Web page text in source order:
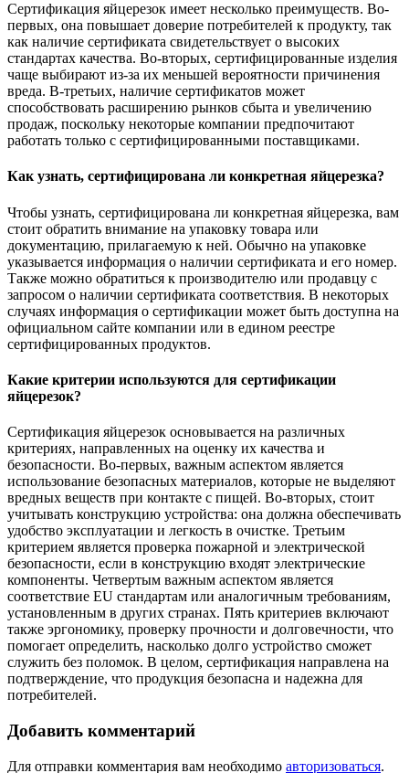
Сертификация яйцерезок имеет несколько преимуществ. Во-
первых, она повышает доверие потребителей к продукту, так
как наличие сертификата свидетельствует о высоких
стандартах качества. Во-вторых, сертифицированные изделия
чаще выбирают из-за их меньшей вероятности причинения
вреда. В-третьих, наличие сертификатов может
способствовать расширению рынков сбыта и увеличению
продаж, поскольку некоторые компании предпочитают
работать только с сертифицированными поставщиками.
Как узнать, сертифицирована ли конкретная яйцерезка?
Чтобы узнать, сертифицирована ли конкретная яйцерезка, вам
стоит обратить внимание на упаковку товара или
документацию, прилагаемую к ней. Обычно на упаковке
указывается информация о наличии сертификата и его номер.
Также можно обратиться к производителю или продавцу с
запросом о наличии сертификата соответствия. В некоторых
случаях информация о сертификации может быть доступна на
официальном сайте компании или в едином реестре
сертифицированных продуктов.
Какие критерии используются для сертификации
яйцерезок?
Сертификация яйцерезок основывается на различных
критериях, направленных на оценку их качества и
безопасности. Во-первых, важным аспектом является
использование безопасных материалов, которые не выделяют
вредных веществ при контакте с пищей. Во-вторых, стоит
учитывать конструкцию устройства: она должна обеспечивать
удобство эксплуатации и легкость в очистке. Третьим
критерием является проверка пожарной и электрической
безопасности, если в конструкцию входят электрические
компоненты. Четвертым важным аспектом является
соответствие EU стандартам или аналогичным требованиям,
установленным в других странах. Пять критериев включают
также эргономику, проверку прочности и долговечности, что
помогает определить, насколько долго устройство сможет
служить без поломок. В целом, сертификация направлена на
подтверждение, что продукция безопасна и надежна для
потребителей.
Добавить комментарий
Для отправки комментария вам необходимо авторизоваться.